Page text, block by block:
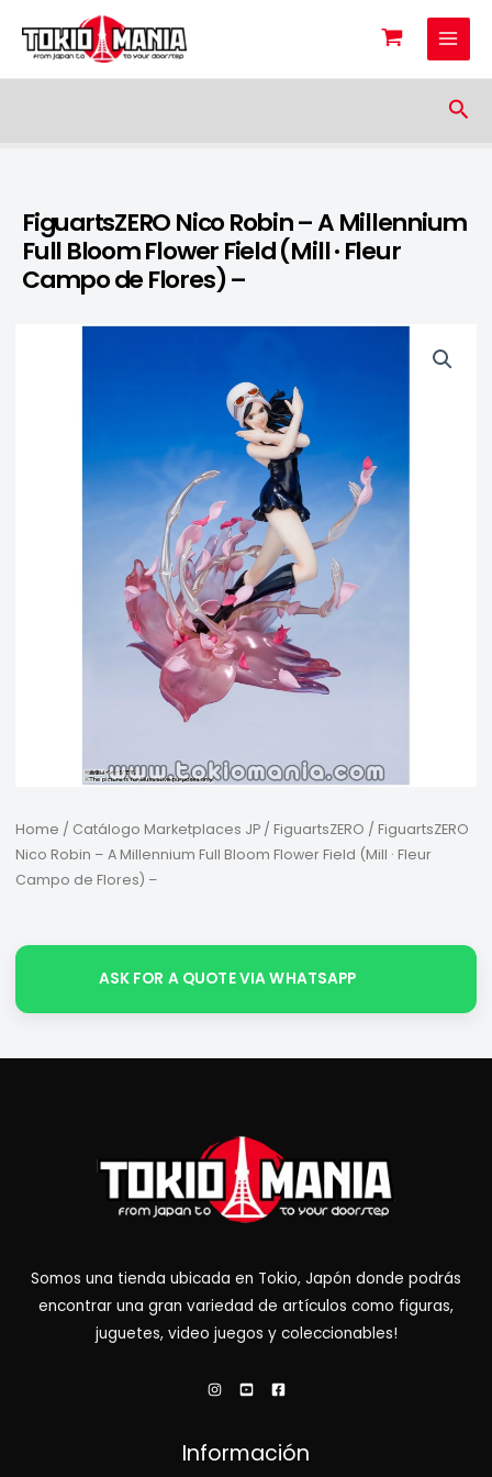
Skip to content
FiguartsZERO Nico Robin – A Millennium
Full Bloom Flower Field (Mill · Fleur
Campo de Flores) –
Home / Catálogo Marketplaces JP/ FiguartsZERO / FiguartsZERO
Nico Robin – A Millennium Full Bloom Flower Field (Mill · Fleur
Campo de Flores) –
ASK FOR A QUOTE VIA WHATSAPP
Somos una tienda ubicada en Tokio, Japón donde podrás
encontrar una gran variedad de artículos como figuras,
juguetes, video juegos y coleccionables!
Información